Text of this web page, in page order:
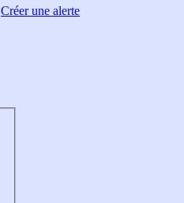
Créer une alerte